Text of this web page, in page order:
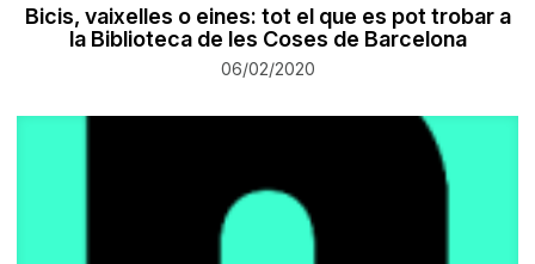
Bicis, vaixelles o eines: tot el que es pot trobar a
la Biblioteca de les Coses de Barcelona
06/02/2020